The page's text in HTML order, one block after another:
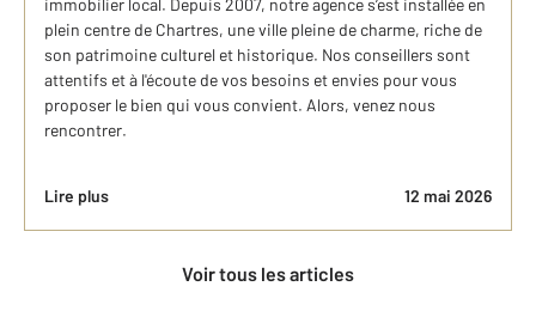
immobilier local. Depuis 2007, notre agence s’est installée en
plein centre de Chartres, une ville pleine de charme, riche de
son patrimoine culturel et historique. Nos conseillers sont
attentifs et à l'écoute de vos besoins et envies pour vous
proposer le bien qui vous convient. Alors, venez nous
rencontrer.
Lire plus 12 mai 2026
Voir tous les articles